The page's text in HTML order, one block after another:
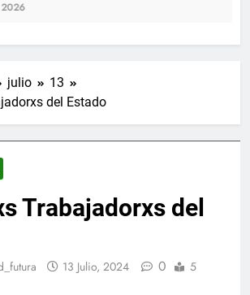
julio
13
del Estado
Trabajadorxs del
13 Julio, 2024 0
5